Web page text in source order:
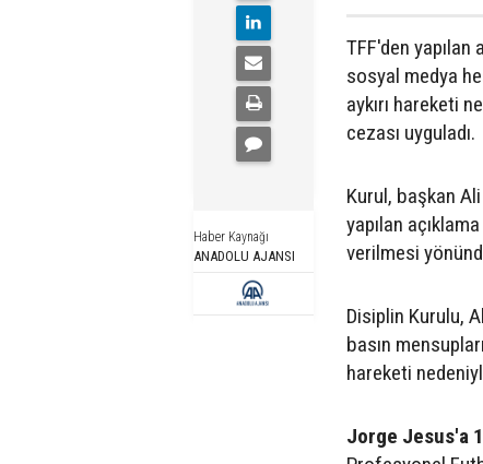
Haber Kaynağı
ANADOLU AJANSI
TFF'den yapılan
sosyal medya
aykırı hareketi
cezası uyguladı.
Kurul, başkan
yapılan
verilmesi
Disiplin Kurulu,
basın
hareketi
Jorge Jesus'a